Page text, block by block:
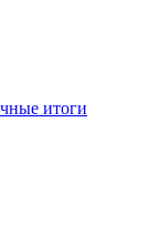
итоги